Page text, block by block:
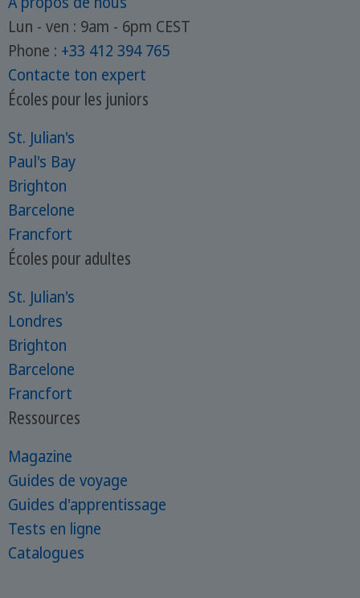
Lun - ven : 9am - 6pm CEST
Phone : +33 412 394 765
Contacte ton expert
Écoles pour les juniors
St. Julian's
Paul's Bay
Brighton
Barcelone
Francfort
Écoles pour adultes
St. Julian's
Londres
Brighton
Barcelone
Francfort
Ressources
Magazine
Guides de voyage
Guides d'apprentissage
Tests en ligne
Catalogues